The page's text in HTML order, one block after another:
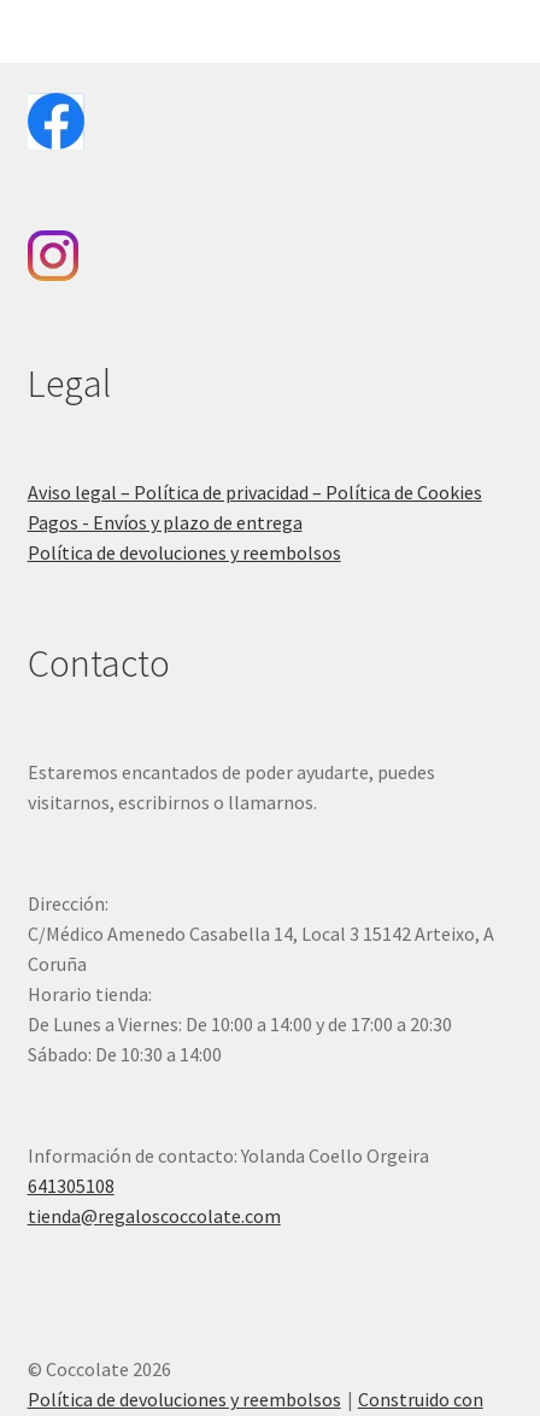
Legal
Aviso legal – Política de privacidad – Política de Cookies
Pagos - Envíos y plazo de entrega
Política de devoluciones y reembolsos
Contacto
Estaremos encantados de poder ayudarte, puedes
visitarnos, escribirnos o llamarnos.
Dirección:
C/Médico Amenedo Casabella 14, Local 3 15142 Arteixo, A
Coruña
Horario tienda:
De Lunes a Viernes: De 10:00 a 14:00 y de 17:00 a 20:30
Sábado: De 10:30 a 14:00
Información de contacto: Yolanda Coello Orgeira
641305108
tienda@regaloscoccolate.com
© Coccolate 2026
Política de devoluciones y reembolsos
Construido con